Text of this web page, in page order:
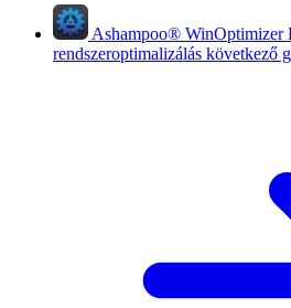
Ashampoo® WinOptimizer
rendszeroptimalizálás következő